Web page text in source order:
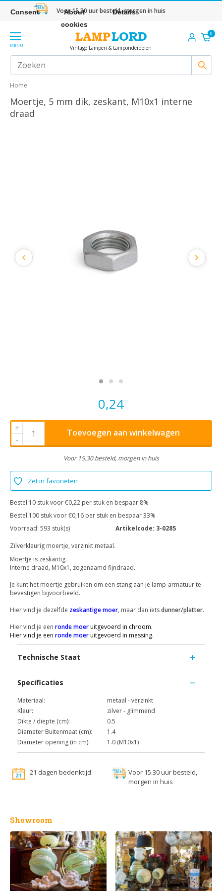
Voor 15.30 uur besteld, morgen in huis
MENU Vintage Lampen & Lamponderdelen
0
Home
Moertje, 5 mm dik, zeskant, M10x1 interne
draad
0,24
+
-
Toevoegen aan winkelwagen
Voor 15.30 besteld, morgen in huis
Zet in favorieten
Bestel 10 stuk voor €0,22 per stuk en bespaar 8%
Bestel 100 stuk voor €0,16 per stuk en bespaar 33%
Voorraad: 593 stuk(s) Artikelcode: 3-0285
Zilverkleurig moertje, verzinkt metaal.
Moertje is zeskantig.
Interne draad, M10x1, zogenaamd fijndraad.
Je kunt het moertje gebruiken om een stang aan je lamp-armatuur te
bevestigen bijvoorbeeld.
Hier vind je dezelfde zeskantige moer, maar dan ietsdunner/platter.
Hier vind je een ronde moeruitgevoerd in chroom.
Hier vind je een ronde moeruitgevoerd in messing.
Technische Staat
Specificaties
Materiaal:
metaal - verzinkt
Kleur:
zilver - glimmend
Dikte / diepte (cm):
0.5
Diameter Buitenmaat (cm):
1.4
Diameter opening (in cm):
1.0 (M10x1)
21 dagen bedenktijd
Voor 15.30 uur besteld,
morgen in huis
Showroom
Consent
About
cookies
Details